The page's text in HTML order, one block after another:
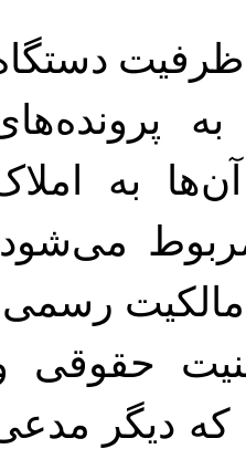
۴۰ درصد از ظرفیت
به
حقوقی
که دیگر